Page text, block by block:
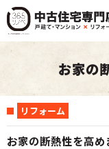
お家の
リフォーム
お家の断熱性を高め